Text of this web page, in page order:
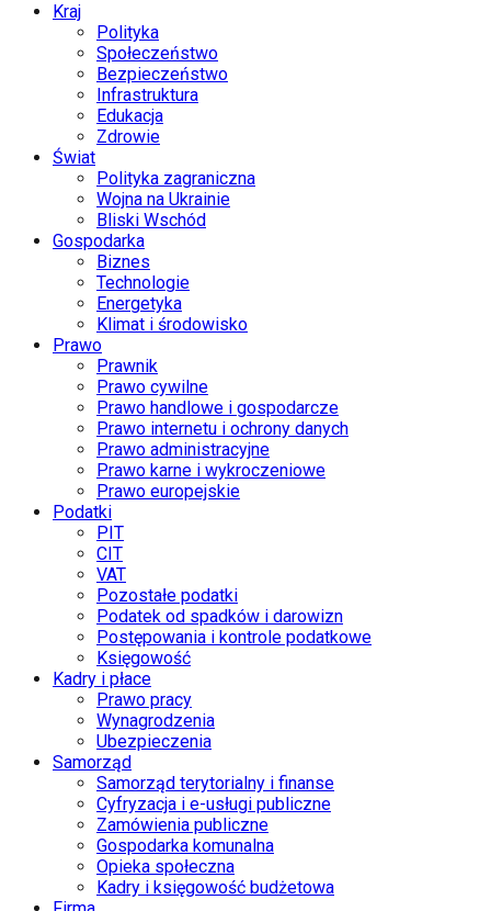
Kraj
Polityka
Społeczeństwo
Bezpieczeństwo
Infrastruktura
Edukacja
Zdrowie
Świat
Polityka zagraniczna
Wojna na Ukrainie
Bliski Wschód
Gospodarka
Biznes
Technologie
Energetyka
Klimat i środowisko
Prawo
Prawnik
Prawo cywilne
Prawo handlowe i gospodarcze
Prawo internetu i ochrony danych
Prawo administracyjne
Prawo karne i wykroczeniowe
Prawo europejskie
Podatki
PIT
CIT
VAT
Pozostałe podatki
Podatek od spadków i darowizn
Postępowania i kontrole podatkowe
Księgowość
Kadry i płace
Prawo pracy
Wynagrodzenia
Ubezpieczenia
Samorząd
Samorząd terytorialny i finanse
Cyfryzacja i e-usługi publiczne
Zamówienia publiczne
Gospodarka komunalna
Opieka społeczna
Kadry i księgowość budżetowa